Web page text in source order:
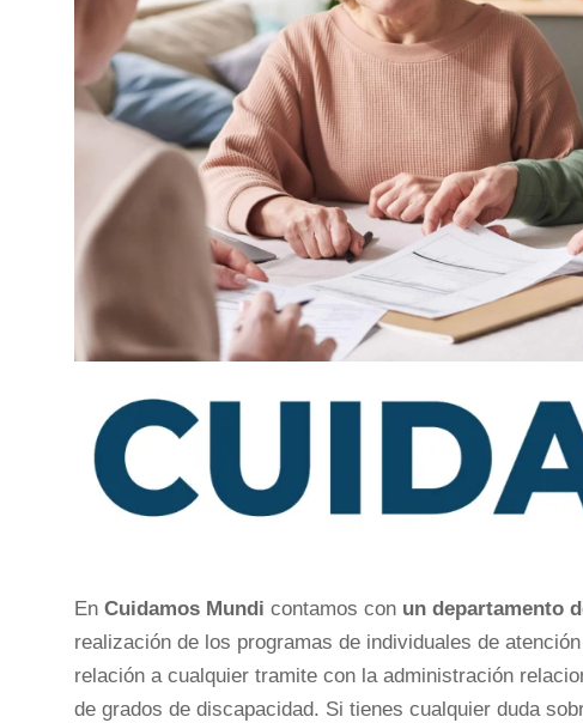
En Cuidamos Mundi contamos con un departamento
realización de los programas de individuales de
relación a cualquier tramite con la administración
de grados de discapacidad. Si tienes cualquier duda